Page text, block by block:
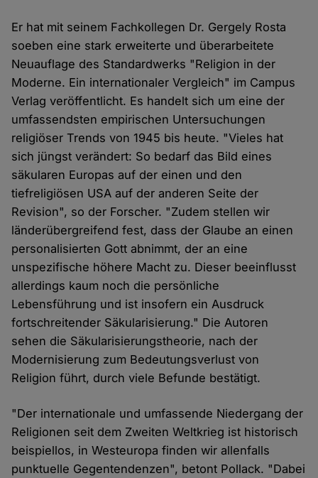
Er hat mit seinem Fachkollegen Dr. Gergely Rosta
soeben eine stark erweiterte und überarbeitete
Neuauflage des Standardwerks "Religion in der
Moderne. Ein internationaler Vergleich" im Campus
Verlag veröffentlicht. Es handelt sich um eine der
umfassendsten empirischen Untersuchungen
religiöser Trends von 1945 bis heute. "Vieles hat
sich jüngst verändert: So bedarf das Bild eines
säkularen Europas auf der einen und den
tiefreligiösen USA auf der anderen Seite der
Revision", so der Forscher. "Zudem stellen wir
länderübergreifend fest, dass der Glaube an einen
personalisierten Gott abnimmt, der an eine
unspezifische höhere Macht zu. Dieser beeinflusst
allerdings kaum noch die persönliche
Lebensführung und ist insofern ein Ausdruck
fortschreitender Säkularisierung." Die Autoren
sehen die Säkularisierungstheorie, nach der
Modernisierung zum Bedeutungsverlust von
Religion führt, durch viele Befunde bestätigt.
"Der internationale und umfassende Niedergang der
Religionen seit dem Zweiten Weltkrieg ist historisch
beispiellos, in Westeuropa finden wir allenfalls
punktuelle Gegentendenzen", betont Pollack. "Dabei